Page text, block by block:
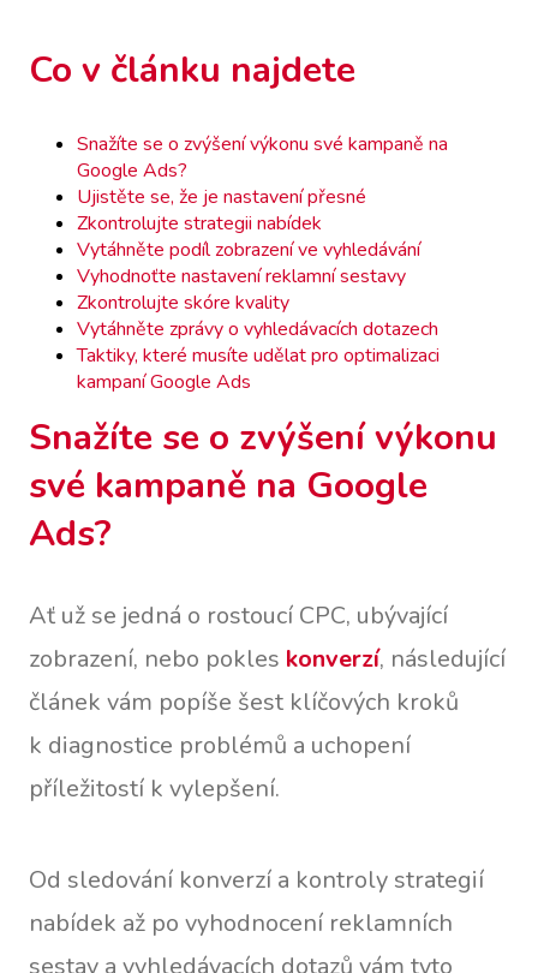
Co v článku najdete
Snažíte se o zvýšení výkonu své kampaně na
Google Ads?
Ujistěte se, že je nastavení přesné
Zkontrolujte strategii nabídek
Vytáhněte podíl zobrazení ve vyhledávání
Vyhodnoťte nastavení reklamní sestavy
Zkontrolujte skóre kvality
Vytáhněte zprávy o vyhledávacích dotazech
Taktiky, které musíte udělat pro optimalizaci
kampaní Google Ads
Snažíte se o zvýšení výkonu
své kampaně na Google
Ads?
Ať už se jedná o rostoucí CPC, ubývající
zobrazení, nebo pokles konverzí, následující
článek vám popíše šest klíčových kroků
k diagnostice problémů a uchopení
příležitostí k vylepšení.
Od sledování konverzí a kontroly strategií
nabídek až po vyhodnocení reklamních
sestav a vyhledávacích dotazů vám tyto